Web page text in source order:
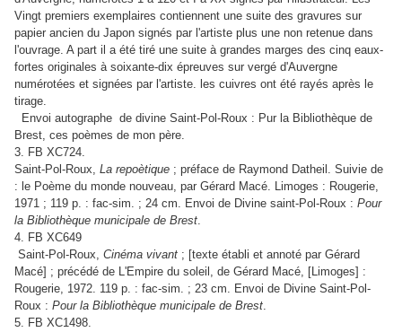
Vingt premiers exemplaires contiennent une suite des gravures sur
papier ancien du Japon signés par l'artiste plus une non retenue dans
l'ouvrage. A part il a été tiré une suite à grandes marges des cinq eaux-
fortes originales à soixante-dix épreuves sur vergé d'Auvergne
numérotées et signées par l'artiste. les cuivres ont été rayés après le
tirage.
Envoi autographe de divine Saint-Pol-Roux : Pur la Bibliothèque de
Brest, ces poèmes de mon père.
3. FB XC724.
Saint-Pol-Roux, La repoètique ; préface de Raymond Datheil. Suivie de
: le Poème du monde nouveau, par Gérard Macé. Limoges : Rougerie,
1971 ; 119 p. : fac-sim. ; 24 cm. Envoi de Divine saint-Pol-Roux : Pour
la Bibliothèque municipale de Brest.
4. FB XC649
Saint-Pol-Roux, Cinéma vivant ; [texte établi et annoté par Gérard
Macé] ; précédé de L'Empire du soleil, de Gérard Macé, [Limoges] :
Rougerie, 1972. 119 p. : fac-sim. ; 23 cm. Envoi de Divine Saint-Pol-
Roux : Pour la Bibliothèque municipale de Brest.
5. FB XC1498.